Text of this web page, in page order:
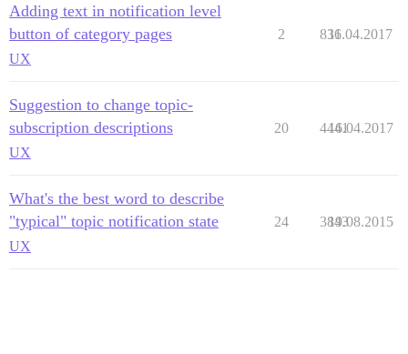
Adding text in notification level
button of category pages
UX
2 836
11.04.2017
Suggestion to change topic-
subscription descriptions
UX
20 4441
16.04.2017
What's the best word to describe
"typical" topic notification state
UX
24 3843
19.08.2015